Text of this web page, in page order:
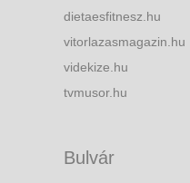
dietaesfitnesz.hu
vitorlazasmagazin.hu
videkize.hu
tvmusor.hu
Bulvár